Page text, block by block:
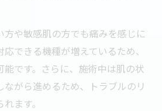
や敏感肌の方でも痛みを感じに
できる機種が増えているため、
です。さらに、施術中は肌の状
がら進めるため、トラブルのリ
ます。